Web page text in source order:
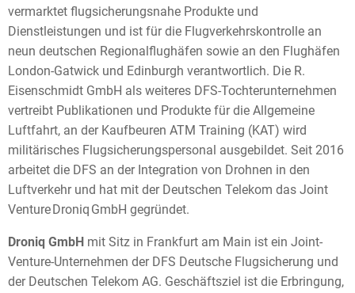
vermarktet flugsicherungsnahe Produkte und
Dienstleistungen und ist für die Flugverkehrskontrolle an
neun deutschen Regionalflughäfen sowie an den Flughäfen
London-Gatwick und Edinburgh verantwortlich. Die R.
Eisenschmidt GmbH als weiteres DFS-Tochterunternehmen
vertreibt Publikationen und Produkte für die Allgemeine
Luftfahrt, an der Kaufbeuren ATM Training (KAT) wird
militärisches Flugsicherungspersonal ausgebildet. Seit 2016
arbeitet die DFS an der Integration von Drohnen in den
Luftverkehr und hat mit der Deutschen Telekom das Joint
Venture Droniq GmbH gegründet.
Droniq GmbH mit Sitz in Frankfurt am Main ist ein Joint-
Venture-Unternehmen der DFS Deutsche Flugsicherung und
der Deutschen Telekom AG. Geschäftsziel ist die Erbringung,